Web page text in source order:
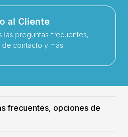
al Cliente
las preguntas frecuentes,
contacto y más.
frecuentes, opciones de